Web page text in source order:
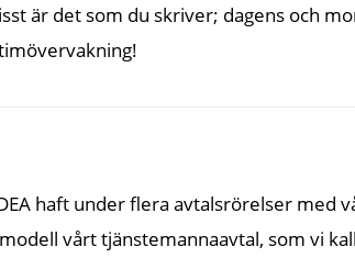
är det som du skriver; dagens och
haft under flera avtalsrörelser med
vårt tjänstemannaavtal, som vi